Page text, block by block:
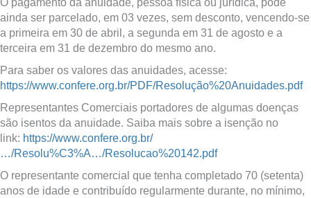
ainda ser parcelado, em 03 vezes, sem desconto, vencendo-se
a primeira em 30 de abril, a segunda em 31 de agosto e a
terceira em 31 de dezembro do mesmo ano.
Para saber os valores das anuidades, acesse:
https://www.confere.org.br/PDF/Resolução%20Anuidades.pdf
Representantes Comerciais portadores de algumas doenças
são isentos da anuidade. Saiba mais sobre a isenção no
link: https://www.confere.org.br/
…/Resolu%C3%A…/Resolucao%20142.pdf
O representante comercial que tenha completado 70 (setenta)
anos de idade e contribuído regularmente durante, no mínimo,